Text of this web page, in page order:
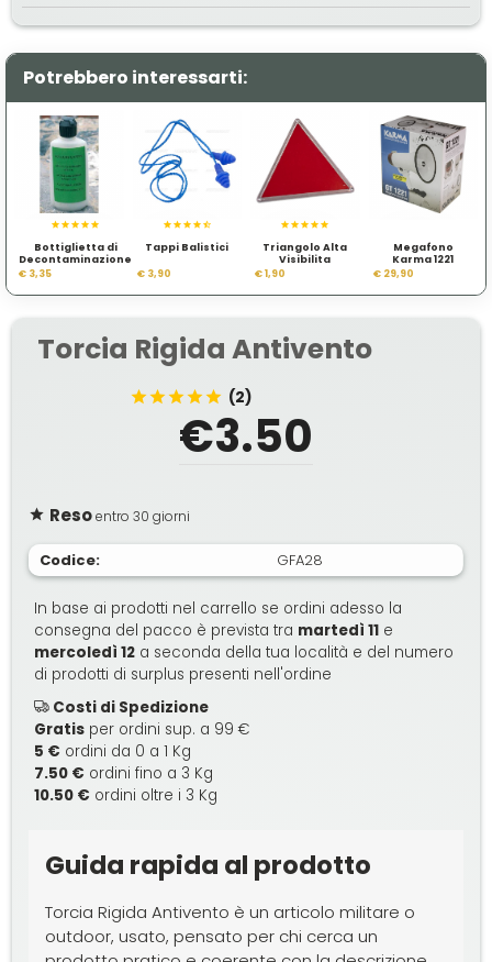
Potrebbero interessarti:
Bottiglietta di
Decontaminazione
€ 3,35
Tappi Balistici
€ 3,90
Triangolo Alta
Visibilita
€ 1,90
Megafono
Karma 1221
€ 29,90
Torcia Rigida Antivento
(2)
€3.50
Resoentro 30 giorni
Codice: GFA28
In base ai prodotti nel carrello se ordini adesso la
consegna del pacco è prevista tra martedì 11 e
mercoledì 12 a seconda della tua località e del numero
di prodotti di surplus presenti nell'ordine
Costi di Spedizione
Gratis per ordini sup. a 99 €
5 € ordini da 0 a 1 Kg
7.50 € ordini fino a 3 Kg
10.50 € ordini oltre i 3 Kg
Guida rapida al prodotto
Torcia Rigida Antivento è un articolo militare o
outdoor, usato, pensato per chi cerca un